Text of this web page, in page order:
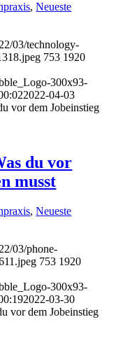
,Neueste
03/technology-
753 1920
300x93-
2022-04-03
vor dem Jobeinstieg
du vor
musst
,Neueste
03/phone-
753 1920
300x93-
2022-03-30
vor dem Jobeinstieg